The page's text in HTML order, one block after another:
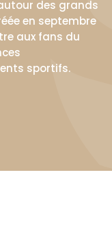
des grands
en septembre
aux fans du
sportifs.